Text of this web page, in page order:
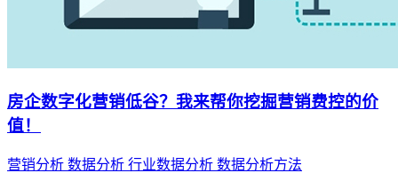
房企数字化营销低谷？我来帮你挖掘营销费控的价
值！
营销分析 数据分析 行业数据分析 数据分析方法